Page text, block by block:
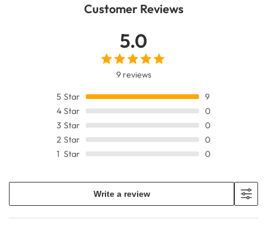
Customer Reviews
5.0
9 reviews
5 Star
9
4 Star
0
3 Star
0
2 Star
0
1 Star 0
Write a review